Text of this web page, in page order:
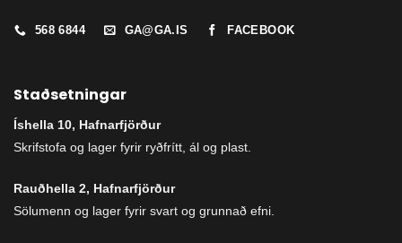
568 6844 GA@GA.IS FACEBOOK
Staðsetningar
Íshella 10, Hafnarfjörður
Skrifstofa og lager fyrir ryðfrítt, ál og plast.
Rauðhella 2, Hafnarfjörður
Sölumenn og lager fyrir svart og grunnað efni.